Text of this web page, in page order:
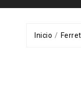
Inicio